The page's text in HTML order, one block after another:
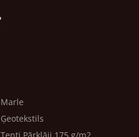
Marle
Ģeotekstils